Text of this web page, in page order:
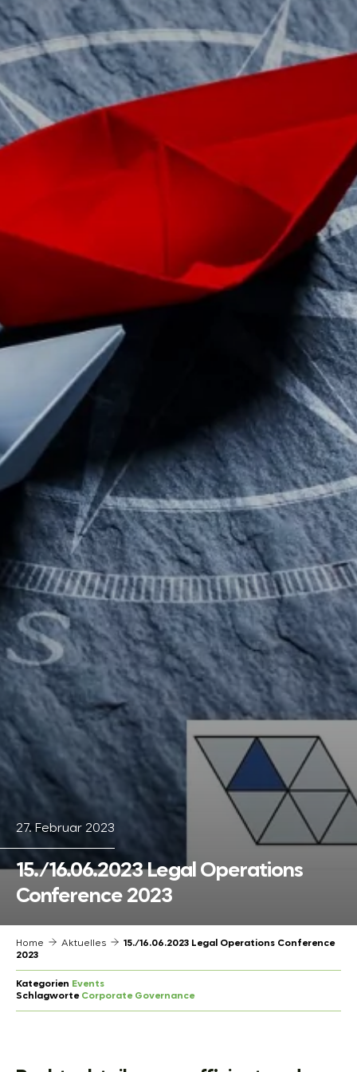
27. Februar 2023
15./16.06.2023 Legal Operations
Conference 2023
Home Aktuelles
15./16.06.2023 Legal Operations Conference
2023
Kategorien Events
Schlagworte Corporate Governance